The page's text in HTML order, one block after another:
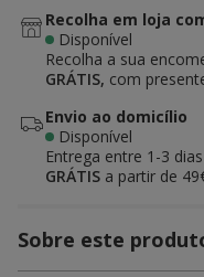
Recolha em loja
Disponível
Recolha a sua
GRÁTIS, com
Envio ao domicílio
Disponível
Entrega entre 1-3
GRÁTIS a partir de
Sobre este